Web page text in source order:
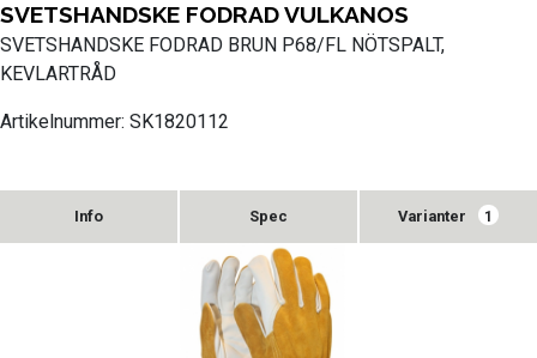
SVETSHANDSKE FODRAD VULKANOS
SVETSHANDSKE FODRAD BRUN P68/FL NÖTSPALT,
KEVLARTRÅD
Artikelnummer: SK1820112
Varianter 1